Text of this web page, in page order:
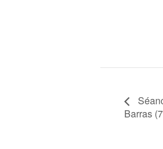
Barras